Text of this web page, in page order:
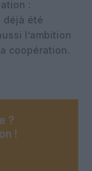
:
déjà été
l’ambition
coopération.
?
!